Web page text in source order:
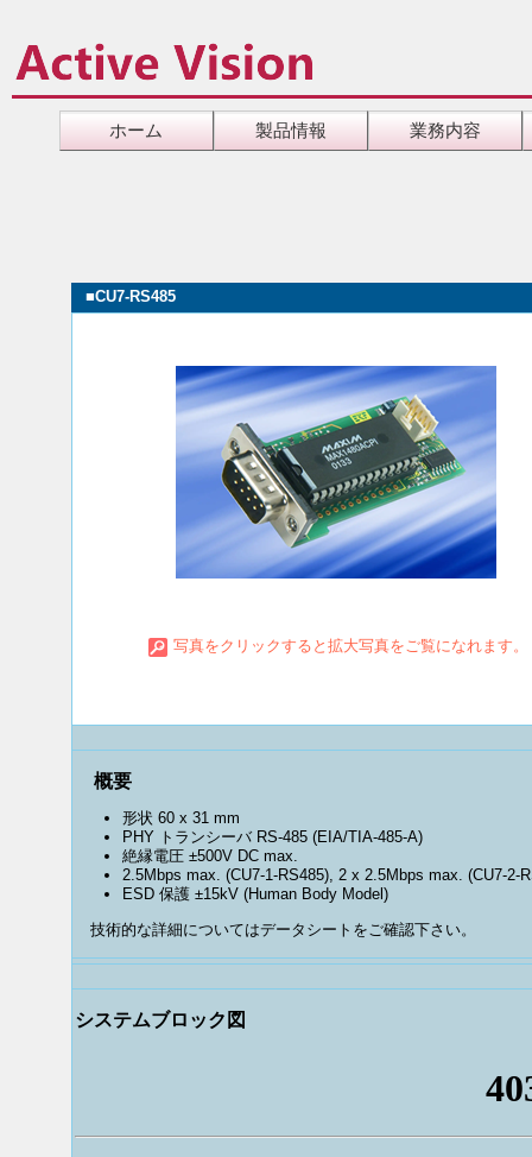
ホーム 製品情報 業務内容
■CU7-RS485
写真をクリックすると拡大写真をご覧になれます。
概要
形状 60 x 31 mm
PHY トランシーバ RS-485 (EIA/TIA-485-A)
絶縁電圧 ±500V DC max.
2.5Mbps max. (CU7-1-RS485), 2 x 2.5Mbps max. (CU7-2-
ESD 保護 ±15kV (Human Body Model)
技術的な詳細についてはデータシートをご確認下さい。
システムブロック図